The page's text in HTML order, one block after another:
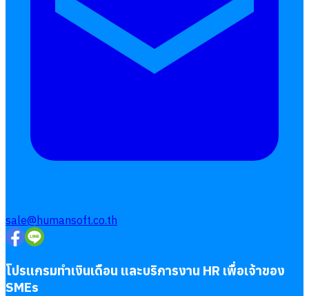
ลางาน
แบบฟอร์มประเมินพนักงาน
sale@humansoft.co.th
โปรแกรมทำเงินเดือน และบริการงาน HR เพื่อเจ้าของ
SMEs